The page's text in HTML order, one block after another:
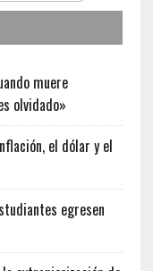
muere
olvidado»
el dólar y el
egresen